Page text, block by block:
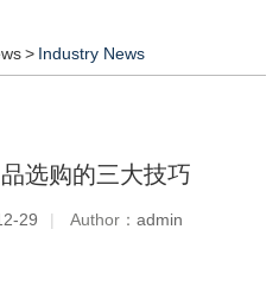
> Industry News
选购的三大技巧
29 | Author： admin